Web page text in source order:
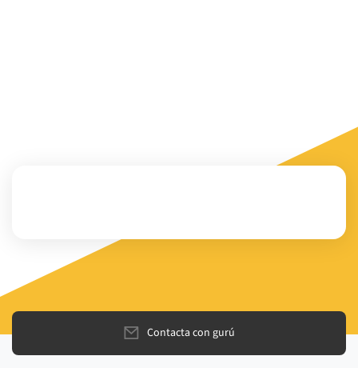
Contacta con gurú